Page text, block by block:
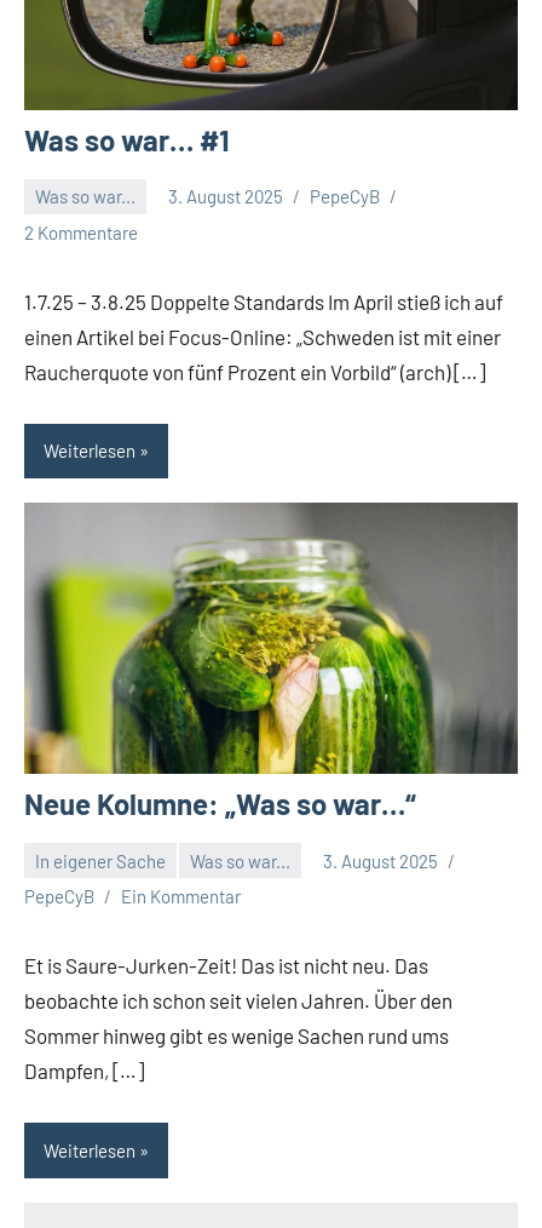
Was so war… #1
Was so war... 3. August 2025
PepeCyB
2 Kommentare
1.7.25 – 3.8.25 Doppelte Standards Im April stieß ich auf
einen Artikel bei Focus-Online: „Schweden ist mit einer
Raucherquote von fünf Prozent ein Vorbild“ (arch) […]
Weiterlesen
Neue Kolumne: „Was so war…“
In eigener Sache Was so war...
3. August 2025
PepeCyB
Ein Kommentar
Et is Saure-Jurken-Zeit! Das ist nicht neu. Das
beobachte ich schon seit vielen Jahren. Über den
Sommer hinweg gibt es wenige Sachen rund ums
Dampfen, […]
Weiterlesen